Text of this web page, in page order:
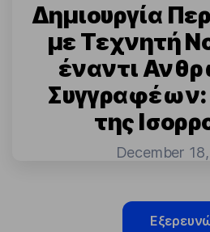
Δημιουργία
με Τεχνητή
έναντι
Συγγραφέων:
της
December